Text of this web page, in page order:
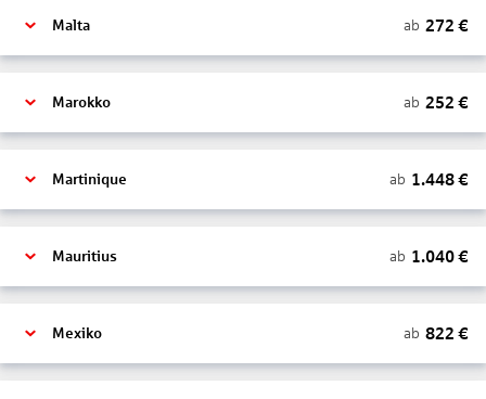
Malta ab 272 €
Marokko ab 252 €
Martinique ab 1.448€
Mauritius ab 1.040€
Mexiko ab 822 €